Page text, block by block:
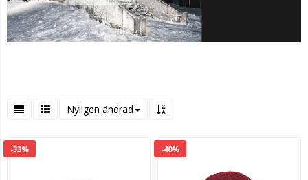
Nyligen ändrad
-33% -40%